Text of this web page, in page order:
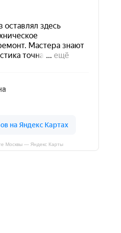
Москвы — Яндекс Карты